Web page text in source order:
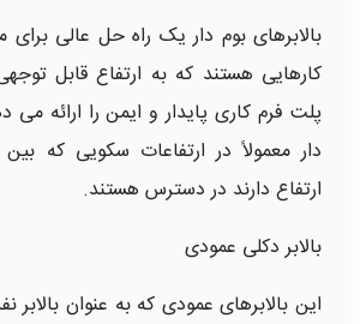
بالابرهای بوم دار یک راه حل عالی
کارهایی هستند که به ارتفاع قابل
پلت فرم کاری پایدار و ایمن را ارائه می
ارتفاع دارند در دسترس هستند.
بالابر دکلی عمودی
این بالابرهای عمودی که به عنوان بالابر